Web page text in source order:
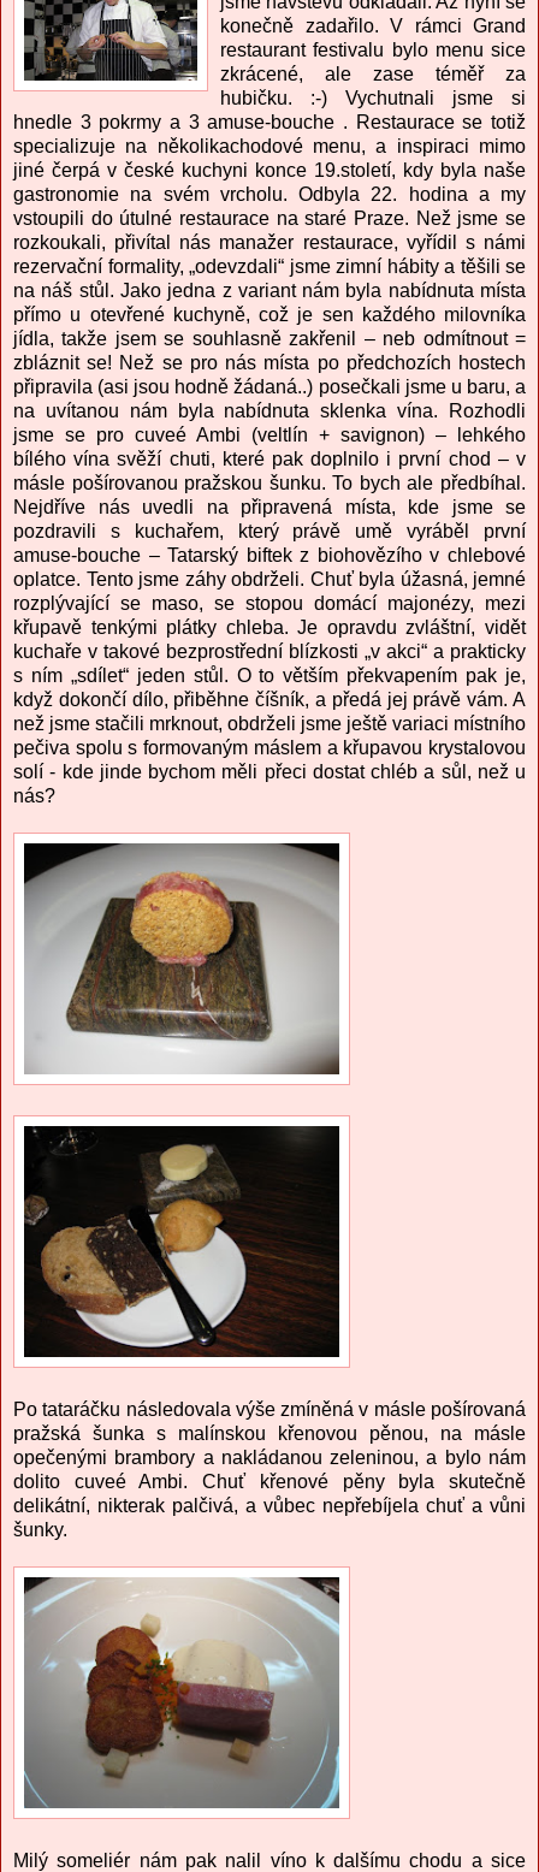
konečně zadařilo. V rámci Grand
restaurant festivalu bylo menu sice
zkrácené, ale zase téměř za
hubičku. :-) Vychutnali jsme si
hnedle 3 pokrmy a 3 amuse-bouche . Restaurace se totiž
specializuje na několikachodové menu, a inspiraci mimo
jiné čerpá v české kuchyni konce 19.století, kdy byla naše
gastronomie na svém vrcholu. Odbyla 22. hodina a my
vstoupili do útulné restaurace na staré Praze. Než jsme se
rozkoukali, přivítal nás manažer restaurace, vyřídil s námi
rezervační formality, „odevzdali“ jsme zimní hábity a těšili se
na náš stůl. Jako jedna z variant nám byla nabídnuta místa
přímo u otevřené kuchyně, což je sen každého milovníka
jídla, takže jsem se souhlasně zakřenil – neb odmítnout =
zbláznit se! Než se pro nás místa po předchozích hostech
připravila (asi jsou hodně žádaná..) posečkali jsme u baru, a
na uvítanou nám byla nabídnuta sklenka vína. Rozhodli
jsme se pro cuveé Ambi (veltlín + savignon) – lehkého
bílého vína svěží chuti, které pak doplnilo i první chod – v
másle pošírovanou pražskou šunku. To bych ale předbíhal.
Nejdříve nás uvedli na připravená místa, kde jsme se
pozdravili s kuchařem, který právě umě vyráběl první
amuse-bouche – Tatarský biftek z biohovězího v chlebové
oplatce. Tento jsme záhy obdrželi. Chuť byla úžasná, jemné
rozplývající se maso, se stopou domácí majonézy, mezi
křupavě tenkými plátky chleba. Je opravdu zvláštní, vidět
kuchaře v takové bezprostřední blízkosti „v akci“ a prakticky
s ním „sdílet“ jeden stůl. O to větším překvapením pak je,
když dokončí dílo, přiběhne číšník, a předá jej právě vám. A
než jsme stačili mrknout, obdrželi jsme ještě variaci místního
pečiva spolu s formovaným máslem a křupavou krystalovou
solí - kde jinde bychom měli přeci dostat chléb a sůl, než u
nás?
Po tataráčku následovala výše zmíněná v másle pošírovaná
pražská šunka s malínskou křenovou pěnou, na másle
opečenými brambory a nakládanou zeleninou, a bylo nám
dolito cuveé Ambi. Chuť křenové pěny byla skutečně
delikátní, nikterak palčivá, a vůbec nepřebíjela chuť a vůni
šunky.
Milý someliér nám pak nalil víno k dalšímu chodu a sice